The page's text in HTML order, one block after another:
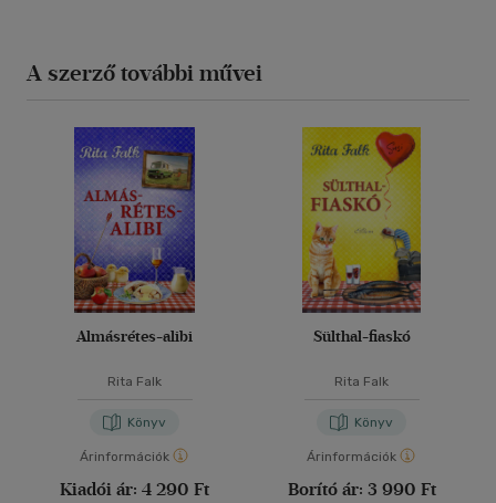
A szerző további művei
Almásrétes-alibi
Rita Falk
Könyv
Árinformációk
Kiadói ár: 4 290 Ft
Sülthal-fiaskó
Rita Falk
Könyv
Árinformációk
Borító ár: 3 990 Ft